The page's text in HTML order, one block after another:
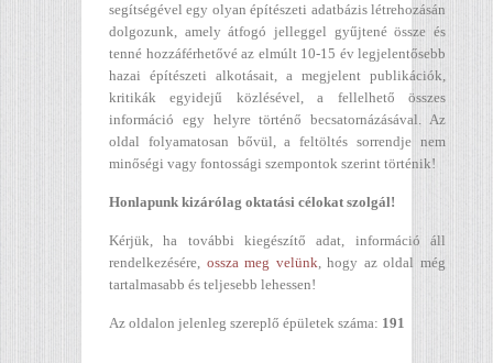
segítségével egy olyan építészeti adatbázis létrehozásán
dolgozunk, amely átfogó jelleggel gyűjtené össze és
tenné hozzáférhetővé az elmúlt 10-15 év legjelentősebb
hazai építészeti alkotásait, a megjelent publikációk,
kritikák egyidejű közlésével, a fellelhető összes
információ egy helyre történő becsatornázásával. Az
oldal folyamatosan bővül, a feltöltés sorrendje nem
minőségi vagy fontossági szempontok szerint történik!
Honlapunk kizárólag oktatási célokat szolgál!
Kérjük, ha további kiegészítő adat, információ áll
rendelkezésére, ossza meg velünk, hogy az oldal még
tartalmasabb és teljesebb lehessen!
Az oldalon jelenleg szereplő épületek száma: 191